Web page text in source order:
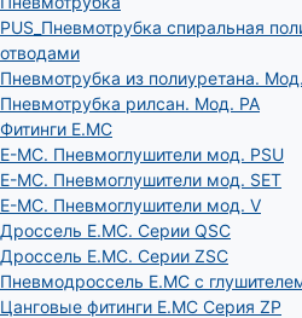
PUS_Пневмотрубка спиральная
отводами
Пневмотрубка из полиуретана.
Пневмотрубка рилсан. Мод. PA
Фитинги E.MC
E-MC. Пневмоглушители мод. PSU
E-MC. Пневмоглушители мод. SET
E-MC. Пневмоглушители мод. V
Дроссель E.MC. Серии QSC
Дроссель E.MC. Серии ZSC
Пневмодроссель E.MC с
Цанговые фитинги E.MC Серия ZP